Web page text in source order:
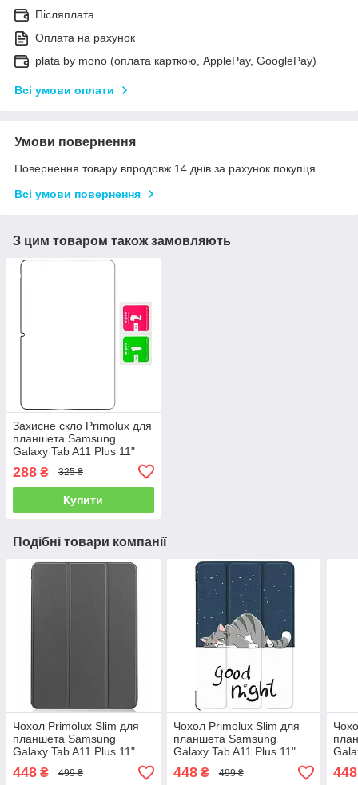
Післяплата
Оплата на рахунок
plata by mono (оплата карткою, ApplePay, GooglePay)
Всі умови оплати
Умови повернення
Повернення товару впродовж 14 днів за рахунок покупця
Всі умови повернення
З цим товаром також замовляють
Захисне скло Primolux для
планшета Samsung
Galaxy Tab A11 Plus 11"
288 ₴ 325 ₴
Купити
Подібні товари компанії
Чохол Primolux Slim для
планшета Samsung
Galaxy Tab A11 Plus 11"
(SM-X236 / SM-X230) -
Grey
448 ₴ 499 ₴
Чохол Primolux Slim для
планшета Samsung
Galaxy Tab A11 Plus 11"
(SM-X236 / SM-X230) -
Good Night
448₴ 499 ₴ 448